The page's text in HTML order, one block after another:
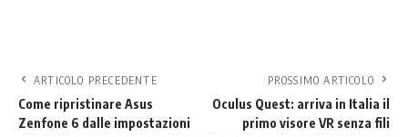
ARTICOLO PRECEDENTE
Come ripristinare Asus
Zenfone 6 dalle impostazioni
PROSSIMO ARTICOLO
Oculus Quest: arriva in Italia il
primo visore VR senza fili